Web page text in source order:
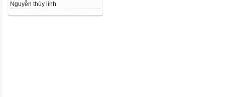
Nguyễn thùy linh